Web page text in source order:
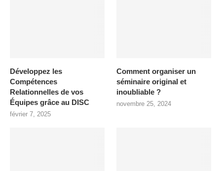
Développez les
Compétences
Relationnelles de vos
Équipes grâce au DISC
février 7, 2025
Comment organiser un
séminaire original et
inoubliable ?
novembre 25, 2024